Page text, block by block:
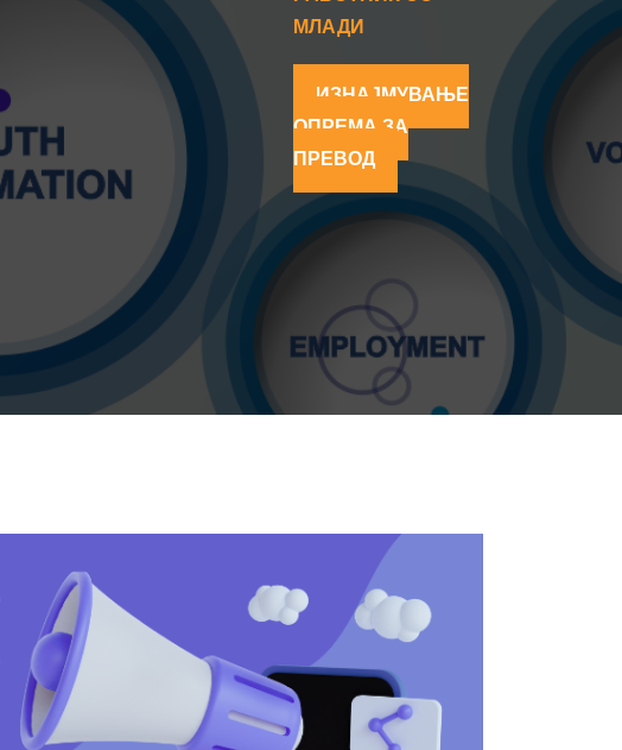
МЛАДИ
ИЗНАЈМУВАЊЕ
ОПРЕМА ЗА
ПРЕВОД